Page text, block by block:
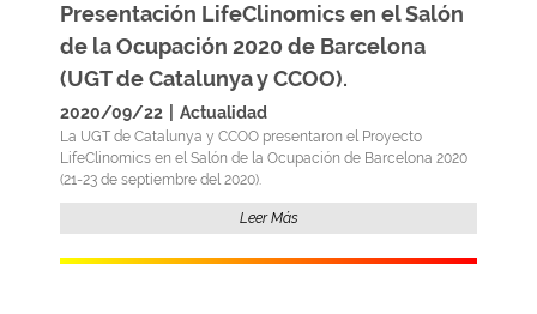
Presentación LifeClinomics en el Salón
de la Ocupación 2020 de Barcelona
(UGT de Catalunya y CCOO).
2020/09/22 Actualidad
La UGT de Catalunya y CCOO presentaron el Proyecto
LifeClinomics en el Salón de la Ocupación de Barcelona 2020
(21-23 de septiembre del 2020).
Leer Más